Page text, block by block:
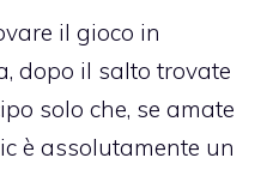
il gioco in
dopo il salto trovate
solo che, se amate
è assolutamente un